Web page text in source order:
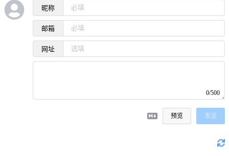
昵称
邮箱
网址
0/500
预览 发送